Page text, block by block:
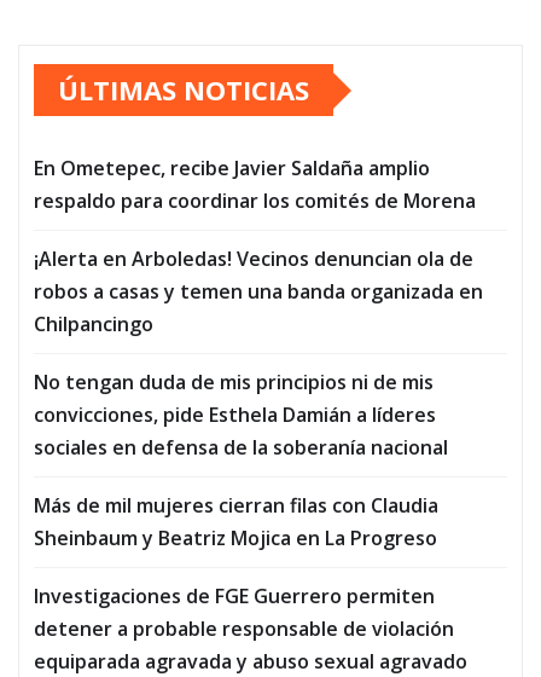
ÚLTIMAS NOTICIAS
En Ometepec, recibe Javier Saldaña amplio
respaldo para coordinar los comités de Morena
¡Alerta en Arboledas! Vecinos denuncian ola de
robos a casas y temen una banda organizada en
Chilpancingo
No tengan duda de mis principios ni de mis
convicciones, pide Esthela Damián a líderes
sociales en defensa de la soberanía nacional
Más de mil mujeres cierran filas con Claudia
Sheinbaum y Beatriz Mojica en La Progreso
Investigaciones de FGE Guerrero permiten
detener a probable responsable de violación
equiparada agravada y abuso sexual agravado